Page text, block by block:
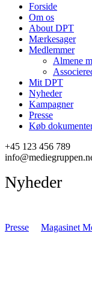
Forside
Om os
About DPT
Mærkesager
Medlemmer
Almene
Mit DPT
Nyheder
Kampagner
Presse
Køb
+45 123 456 789
Nyheder
Presse Magasinet